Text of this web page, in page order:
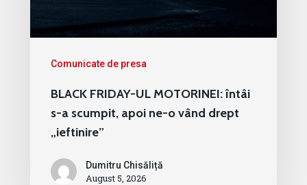
Comunicate de presa
BLACK FRIDAY-UL MOTORINEI: întâi
s-a scumpit, apoi ne-o vând drept
„ieftinire”
Dumitru Chisăliță
August 5, 2026